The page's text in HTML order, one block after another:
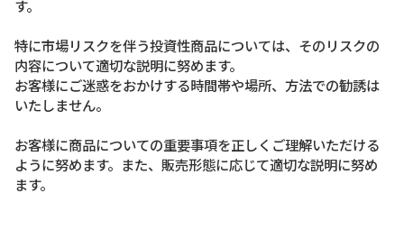
す。
特に市場リスクを伴う投資性商品については、そのリスクの
内容について適切な説明に努めます。
お客様にご迷惑をおかけする時間帯や場所、方法での勧誘は
いたしません。
お客様に商品についての重要事項を正しくご理解いただける
ように努めます。また、販売形態に応じて適切な説明に努め
ます。